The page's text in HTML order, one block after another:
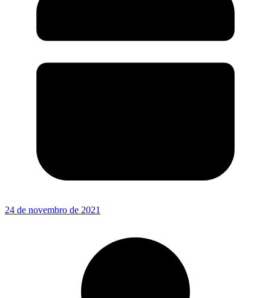
24 de novembro de 2021